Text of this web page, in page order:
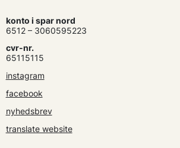
konto i spar nord
6512 – 3060595223
cvr-nr.
65115115
instagram
facebook
nyhedsbrev
translate website